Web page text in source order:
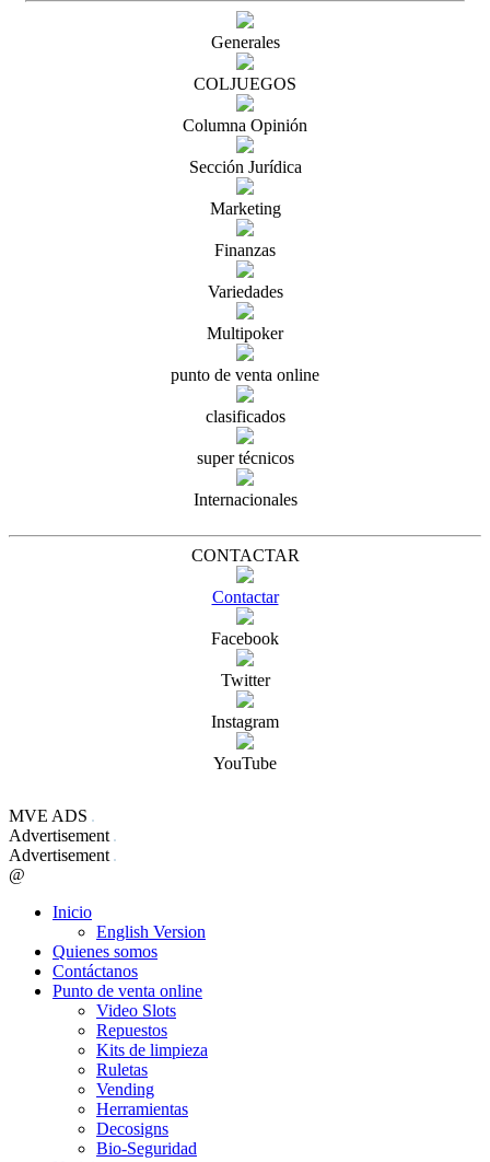
Generales
COLJUEGOS
Columna Opinión
Sección Jurídica
Marketing
Finanzas
Variedades
Multipoker
punto de venta online
clasificados
super técnicos
Internacionales
CONTACTAR
Contactar
Facebook
Twitter
Instagram
YouTube
MVE ADS
Advertisement
Advertisement
@
Inicio
English Version
Quienes somos
Contáctanos
Punto de venta online
Video Slots
Repuestos
Kits de limpieza
Ruletas
Vending
Herramientas
Decosigns
Bio-Seguridad